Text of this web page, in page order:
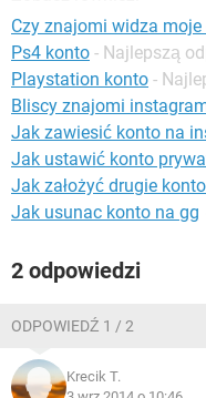
Czy znajomi widza
Ps4 konto - Najlepszą
Playstation konto -
Bliscy znajomi
Jak zawiesić konto na
Jak ustawić konto
Jak założyć drugie
Jak usunac konto na gg
2 odpowiedzi
ODPOWIEDŹ 1 / 2
Krecik T.